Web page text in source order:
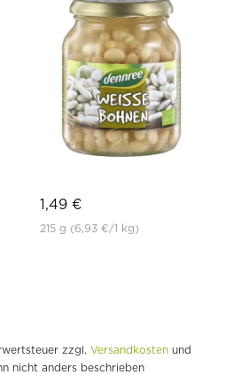
1,49 €
215 g (6,93 €/1 kg)
zzgl. Versandkosten und
nicht anders beschrieben